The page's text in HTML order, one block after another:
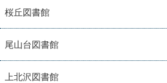
桜丘図書館
尾山台図書館
上北沢図書館